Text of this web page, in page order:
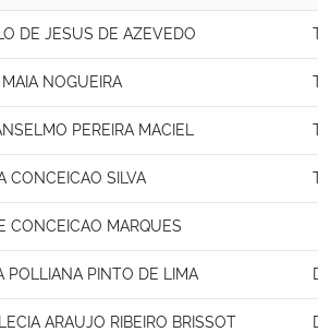
DE JESUS DE AZEVEDO
NOGUEIRA
PEREIRA MACIEL
CONCEICAO SILVA
CONCEICAO MARQUES
POLLIANA PINTO DE LIMA
ARAUJO RIBEIRO BRISSOT